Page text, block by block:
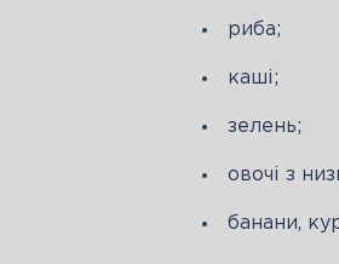
риба;
каші;
зелень;
овочі з
банани,